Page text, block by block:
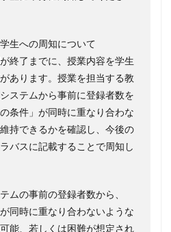
生への周知について
終了までに、授業内容を学生
あります。授業を担当する教
ステムから事前に登録者数を
条件」が同時に重なり合わな
持できるかを確認し、今後の
バスに記載することで周知し
ムの事前の登録者数から、
が同時に重なり合わないような
能、若しくは困難が想定され